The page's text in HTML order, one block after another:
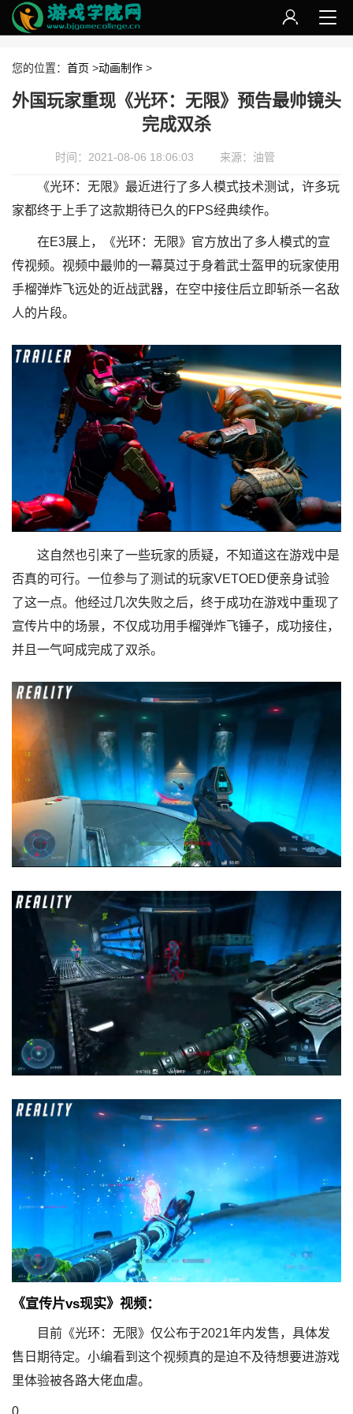
您的位置： 首页 >动画制作 >
外国玩家重现《光环：无限》预告最帅镜头
完成双杀
时间：2021-08-06 18:06:03 来源：油管
《光环：无限》最近进行了多人模式技术测试，许多玩
家都终于上手了这款期待已久的FPS经典续作。
在E3展上，《光环：无限》官方放出了多人模式的宣
传视频。视频中最帅的一幕莫过于身着武士盔甲的玩家使用
手榴弹炸飞远处的近战武器，在空中接住后立即斩杀一名敌
人的片段。
这自然也引来了一些玩家的质疑，不知道这在游戏中是
否真的可行。一位参与了测试的玩家VETOED便亲身试验
了这一点。他经过几次失败之后，终于成功在游戏中重现了
宣传片中的场景，不仅成功用手榴弹炸飞锤子，成功接住，
并且一气呵成完成了双杀。
《宣传片vs现实》视频：
目前《光环：无限》仅公布于2021年内发售，具体发
售日期待定。小编看到这个视频真的是迫不及待想要进游戏
里体验被各路大佬血虐。
0